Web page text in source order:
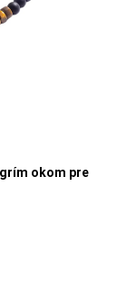
okom pre